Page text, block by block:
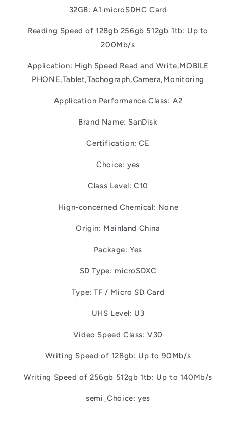
32GB: A1 microSDHC Card
Reading Speed of 128gb 256gb 512gb 1tb: Up to
200Mb/s
Application: High Speed Read and Write,MOBILE
PHONE,Tablet,Tachograph,Camera,Monitoring
Application Performance Class: A2
Brand Name: SanDisk
Certification: CE
Choice: yes
Class Level: C10
Hign-concerned Chemical: None
Origin: Mainland China
Package: Yes
SD Type: microSDXC
Type: TF / Micro SD Card
UHS Level: U3
Video Speed Class: V30
Writing Speed of 128gb: Up to 90Mb/s
Writing Speed of 256gb 512gb 1tb: Up to 140Mb/s
semi_Choice: yes